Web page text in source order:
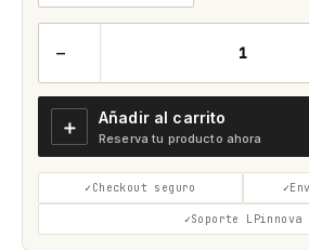
−
＋ Añadir al carrito
Reserva tu producto ahora
Checkout seguro
Soporte LPinnova